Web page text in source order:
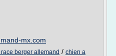
mx.com
berger allemand / chien a